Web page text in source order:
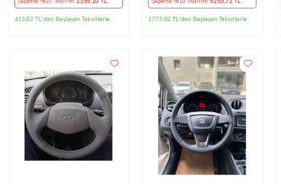
413,82 TL'den Başlayan Taksitlerle 1773,62 TL'den Başlayan Taksitlerle